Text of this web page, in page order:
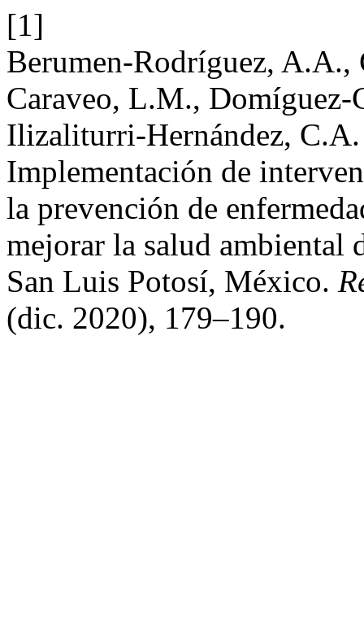
[1]
Berumen-Rodríguez,
Caraveo, L.M., Domíguez-
Ilizaliturri-Hernández,
Implementación de
la prevención de
mejorar la salud ambiental
San Luis Potosí, México.
(dic. 2020), 179–190.